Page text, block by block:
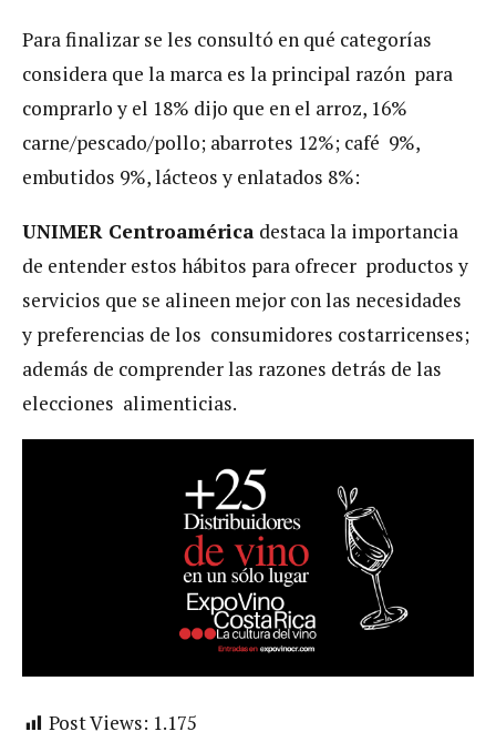
Para finalizar se les consultó en qué categorías
considera que la marca es la principal razón para
comprarlo y el 18% dijo que en el arroz, 16%
carne/pescado/pollo; abarrotes 12%; café 9%,
embutidos 9%, lácteos y enlatados 8%:
UNIMER Centroamérica destaca la importancia
de entender estos hábitos para ofrecer productos y
servicios que se alineen mejor con las necesidades
y preferencias de los consumidores costarricenses;
además de comprender las razones detrás de las
elecciones alimenticias.
Post Views: 1.175